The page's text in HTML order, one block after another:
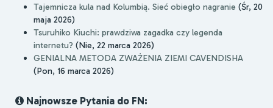
Tajemnicza kula nad Kolumbią. Sieć obiegło nagranie (Śr, 20
maja 2026)
Tsuruhiko Kiuchi: prawdziwa zagadka czy legenda
internetu? (Nie, 22 marca 2026)
GENIALNA METODA ZWAŻENIA ZIEMI CAVENDISHA
(Pon, 16 marca 2026)
Najnowsze Pytania do FN: